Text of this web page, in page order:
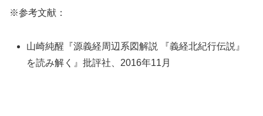
※参考文献：
山崎純醒『源義経周辺系図解説 『義経北紀行伝説』
を読み解く』批評社、2016年11月